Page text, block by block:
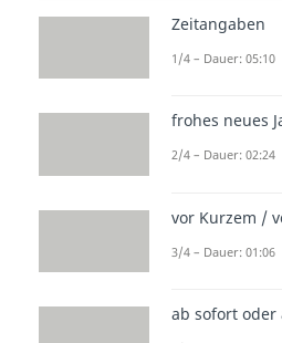
Zeitangaben
1/4 – Dauer: 05:10
frohes neues
2/4 – Dauer: 02:24
vor Kurzem /
3/4 – Dauer: 01:06
ab sofort oder